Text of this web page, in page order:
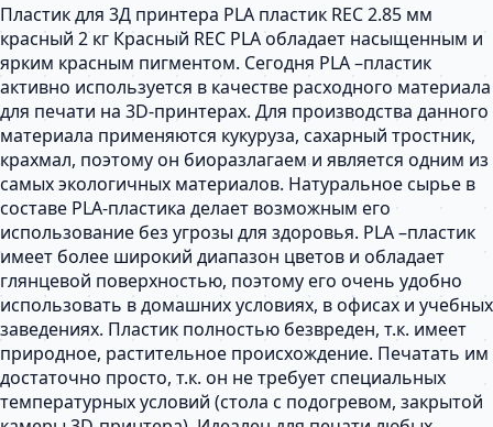
Пластик для 3Д принтера PLA пластик REC 2.85 мм
красный 2 кг Красный REC PLA обладает насыщенным и
ярким красным пигментом. Сегодня PLA –пластик
активно используется в качестве расходного материала
для печати на 3D-принтерах. Для производства данного
материала применяются кукуруза, сахарный тростник,
крахмал, поэтому он биоразлагаем и является одним из
самых экологичных материалов. Натуральное сырье в
составе PLA-пластика делает возможным его
использование без угрозы для здоровья. PLA –пластик
имеет более широкий диапазон цветов и обладает
глянцевой поверхностью, поэтому его очень удобно
использовать в домашних условиях, в офисах и учебных
заведениях. Пластик полностью безвреден, т.к. имеет
природное, растительное происхождение. Печатать им
достаточно просто, т.к. он не требует специальных
температурных условий (стола с подогревом, закрытой